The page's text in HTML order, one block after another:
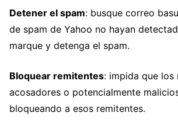
Detener el spam: busque correo
de spam de Yahoo no hayan
marque y detenga el spam.
Bloquear remitentes: impida que los
acosadores o potencialmente
bloqueando a esos remitentes.